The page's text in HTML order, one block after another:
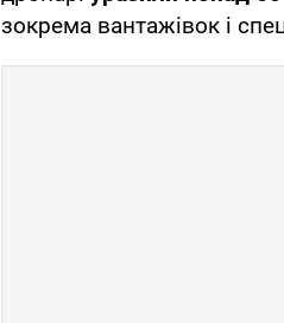
зокрема вантажівок і